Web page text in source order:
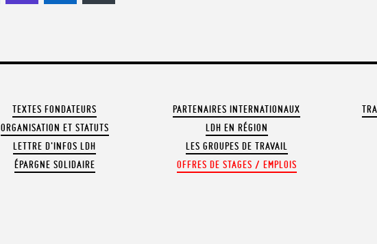
TEXTES FONDATEURS
ORGANISATION ET STATUTS
LETTRE D'INFOS LDH
ÉPARGNE SOLIDAIRE
PARTENAIRES INTERNATIONAUX
LDH EN RÉGION
LES GROUPES DE TRAVAIL
OFFRES DE STAGES / EMPLOIS